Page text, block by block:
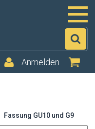
Anmelden
Fassung GU10 und G9